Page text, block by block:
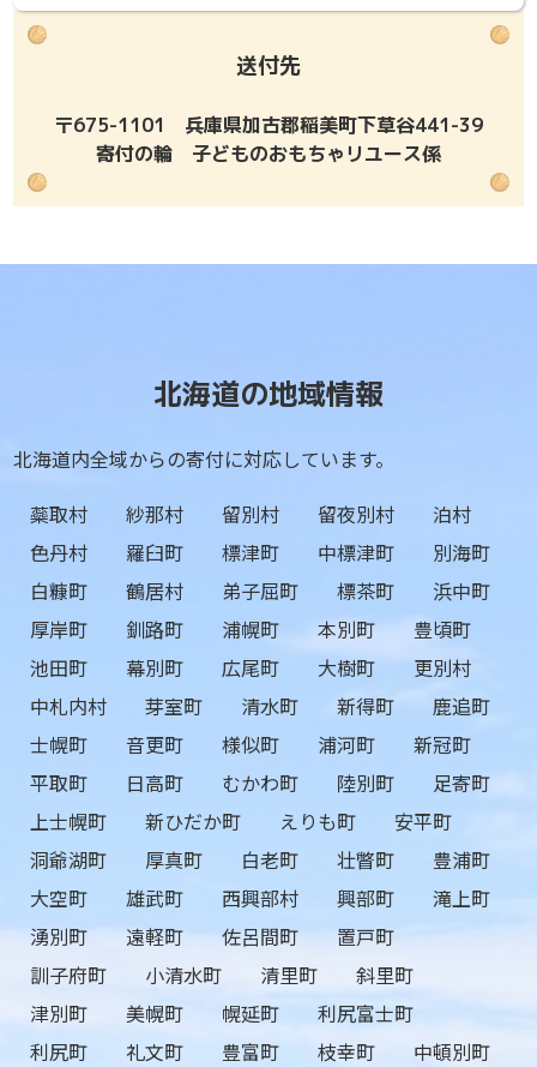
送付先
〒675-1101 兵庫県加古郡稲美町下草谷441-39
寄付の輪 子どものおもちゃリユース係
北海道の地域情報
北海道内全域からの寄付に対応しています。
蘂取村
紗那村 留別村 留夜別村
泊村
色丹村
羅臼町 標津町 中標津町
別海町
白糠町
鶴居村 弟子屈町 標茶町
浜中町
厚岸町
釧路町 浦幌町 本別町
豊頃町
池田町
幕別町 広尾町 大樹町
更別村
中札内村
芽室町 清水町 新得町
鹿追町
士幌町
音更町 様似町 浦河町
新冠町
平取町
日高町 むかわ町 陸別町
足寄町
上士幌町
新ひだか町 えりも町
安平町
洞爺湖町
厚真町 白老町 壮瞥町
豊浦町
大空町
雄武町 西興部村 興部町
滝上町
湧別町
遠軽町 佐呂間町
置戸町
訓子府町
小清水町 清里町
斜里町
津別町
美幌町 幌延町
利尻富士町
利尻町
礼文町 豊富町 枝幸町
中頓別町